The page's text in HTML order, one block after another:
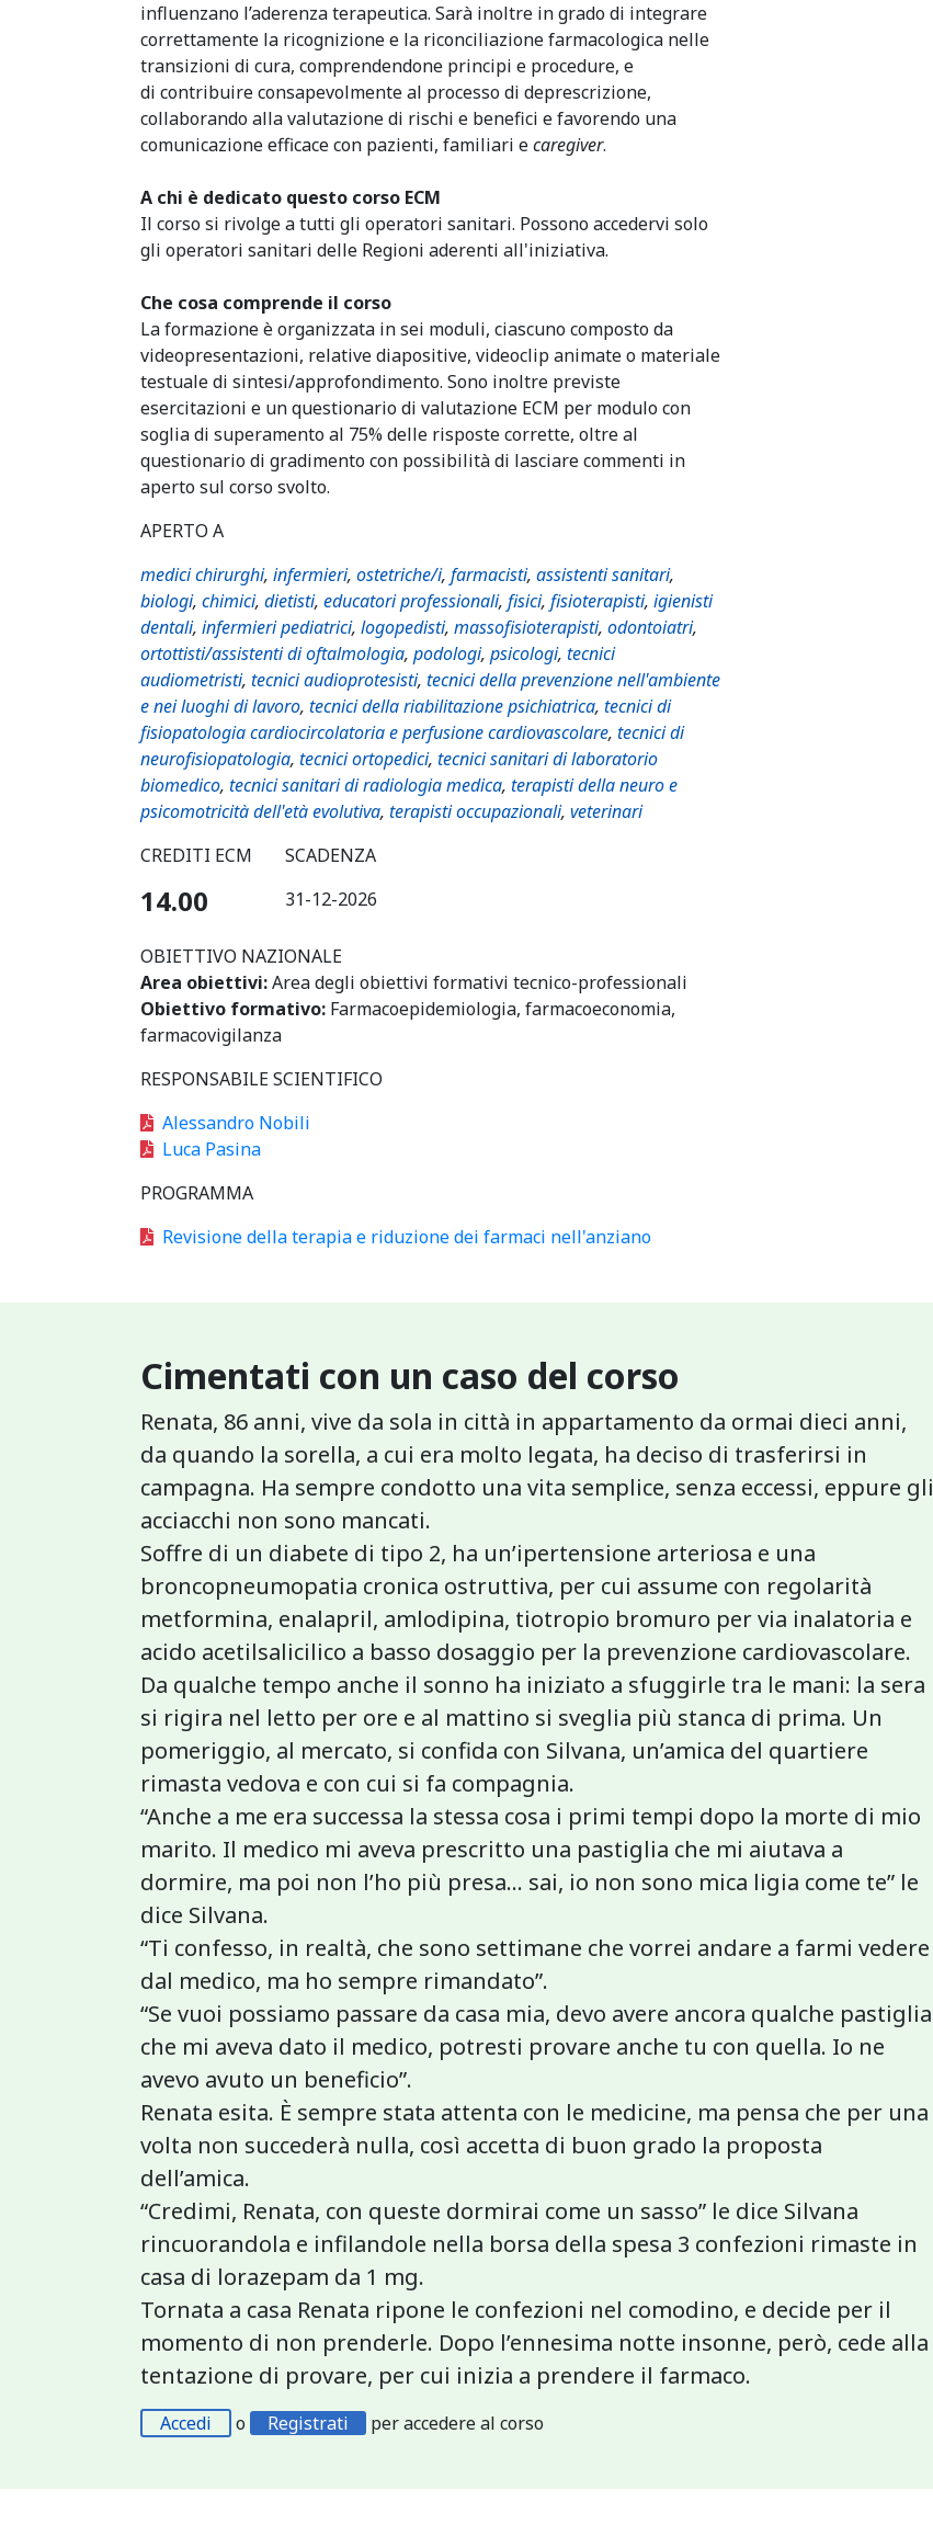
influenzano l’aderenza terapeutica. Sarà inoltre in grado di integrare
correttamente la ricognizione e la riconciliazione farmacologica nelle
transizioni di cura, comprendendone principi e procedure, e
di contribuire consapevolmente al processo di deprescrizione,
collaborando alla valutazione di rischi e benefici e favorendo una
comunicazione efficace con pazienti, familiari ecaregiver.
A chi è dedicato questo corso ECM
Il corso si rivolge a tutti gli operatori sanitari. Possono accedervi solo
gli operatori sanitari delle Regioni aderenti all'iniziativa.
Che cosa comprende il corso
La formazione è organizzata in sei moduli, ciascuno composto da
videopresentazioni, relative diapositive, videoclip animate o materiale
testuale di sintesi/approfondimento. Sono inoltre previste
esercitazioni e un questionario di valutazione ECM per modulo con
soglia di superamento al 75% delle risposte corrette, oltre al
questionario di gradimento con possibilità di lasciare commenti in
aperto sul corso svolto.
APERTO A
medici chirurghi, infermieri, ostetriche/i, farmacisti, assistenti sanitari,
biologi, chimici, dietisti, educatori professionali, fisici, fisioterapisti, igienisti
dentali, infermieri pediatrici, logopedisti, massofisioterapisti, odontoiatri,
ortottisti/assistenti di oftalmologia, podologi, psicologi, tecnici
audiometristi, tecnici audioprotesisti, tecnici della prevenzione nell'ambiente
e nei luoghi di lavoro, tecnici della riabilitazione psichiatrica, tecnici di
fisiopatologia cardiocircolatoria e perfusione cardiovascolare, tecnici di
neurofisiopatologia, tecnici ortopedici, tecnici sanitari di laboratorio
biomedico, tecnici sanitari di radiologia medica, terapisti della neuro e
psicomotricità dell'età evolutiva, terapisti occupazionali, veterinari
CREDITI ECM
14.00
SCADENZA
31-12-2026
OBIETTIVO NAZIONALE
Area obiettivi:Area degli obiettivi formativi tecnico-professionali
Obiettivo formativo: Farmacoepidemiologia, farmacoeconomia,
farmacovigilanza
RESPONSABILE SCIENTIFICO
Alessandro Nobili
Luca Pasina
PROGRAMMA
Revisione della terapia e riduzione dei farmaci nell'anziano
Cimentati con un caso del corso
Renata, 86 anni, vive da sola in città in appartamento da ormai dieci anni,
da quando la sorella, a cui era molto legata, ha deciso di trasferirsi in
campagna. Ha sempre condotto una vita semplice, senza eccessi, eppure gli
acciacchi non sono mancati.
Soffre di un diabete di tipo 2, ha un’ipertensione arteriosa e una
broncopneumopatia cronica ostruttiva, per cui assume con regolarità
metformina, enalapril, amlodipina, tiotropio bromuro per via inalatoria e
acido acetilsalicilico a basso dosaggio per la prevenzione cardiovascolare.
Da qualche tempo anche il sonno ha iniziato a sfuggirle tra le mani: la sera
si rigira nel letto per ore e al mattino si sveglia più stanca di prima. Un
pomeriggio, al mercato, si confida con Silvana, un’amica del quartiere
rimasta vedova e con cui si fa compagnia.
“Anche a me era successa la stessa cosa i primi tempi dopo la morte di mio
marito. Il medico mi aveva prescritto una pastiglia che mi aiutava a
dormire, ma poi non l’ho più presa… sai, io non sono mica ligia come te” le
dice Silvana.
“Ti confesso, in realtà, che sono settimane che vorrei andare a farmi vedere
dal medico, ma ho sempre rimandato”.
“Se vuoi possiamo passare da casa mia, devo avere ancora qualche pastiglia
che mi aveva dato il medico, potresti provare anche tu con quella. Io ne
avevo avuto un beneficio”.
Renata esita. È sempre stata attenta con le medicine, ma pensa che per una
volta non succederà nulla, così accetta di buon grado la proposta
dell’amica.
“Credimi, Renata, con queste dormirai come un sasso” le dice Silvana
rincuorandola e infilandole nella borsa della spesa 3 confezioni rimaste in
casa di lorazepam da 1 mg.
Tornata a casa Renata ripone le confezioni nel comodino, e decide per il
momento di non prenderle. Dopo l’ennesima notte insonne, però, cede alla
tentazione di provare, per cui inizia a prendere il farmaco.
Accedi o Registrati per accedere al corso